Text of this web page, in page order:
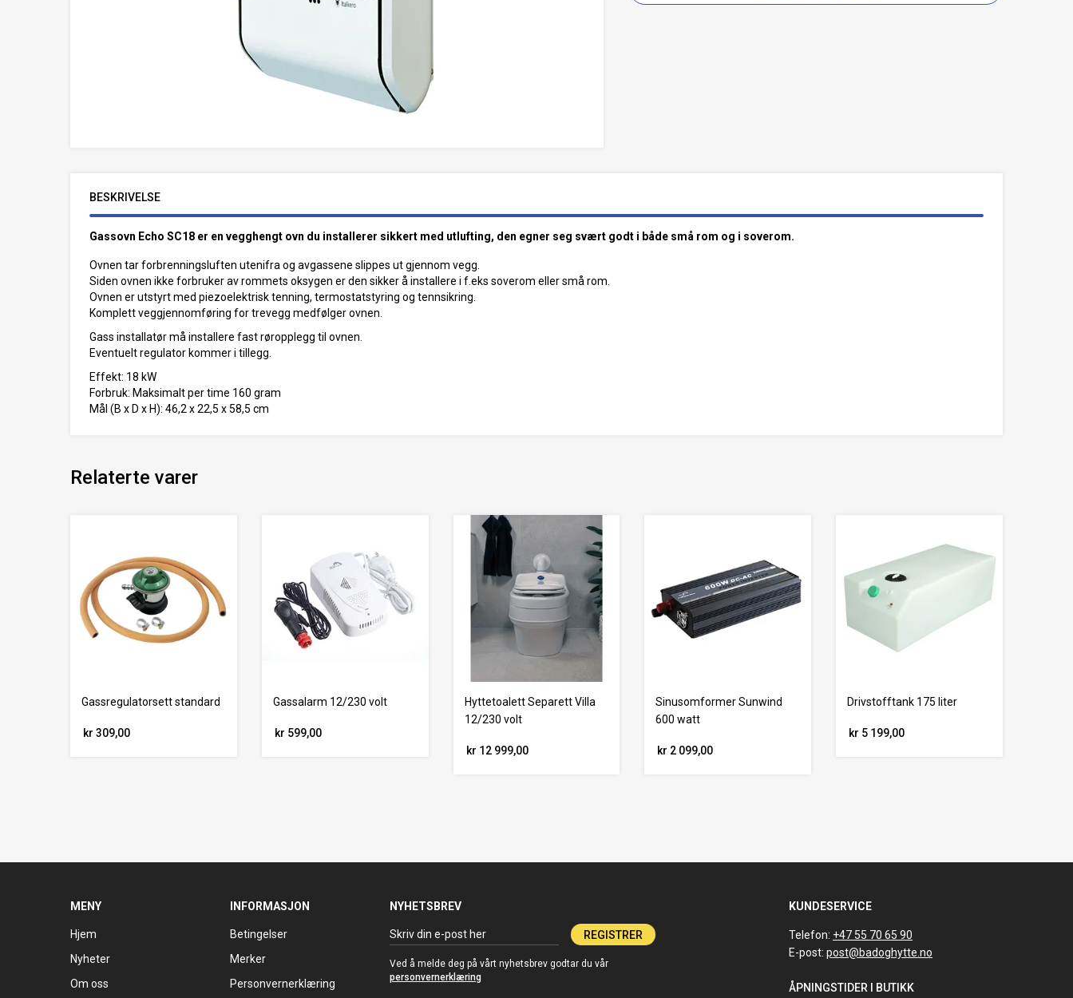
BESKRIVELSE
Gassovn Echo SC18 er en vegghengt ovn du installerer sikkert med utlufting, den egner seg svært godt i både små rom og i soverom.
Ovnen tar forbrenningsluften utenifra og avgassene slippes ut gjennom vegg.
Siden ovnen ikke forbruker av rommets oksygen er den sikker å installere i f.eks soverom eller små rom.
Ovnen er utstyrt med piezoelektrisk tenning, termostatstyring og tennsikring.
Komplett veggjennomføring for trevegg medfølger ovnen.
Gass installatør må installere fast røropplegg til ovnen.
Eventuelt regulator kommer i tillegg.
Effekt: 18 kW
Forbruk: Maksimalt per time 160 gram
Mål (B x D x H): 46,2 x 22,5 x 58,5 cm
Relaterte varer
Gassregulatorsett standard
kr 309,00
Gassalarm 12/230 volt
kr 599,00
Hyttetoalett Separett Villa
12/230 volt
kr 12 999,00
Sinusomformer Sunwind
600 watt
kr 2 099,00
Drivstofftank 175 liter
kr 5 199,00
MENY
Hjem
Nyheter
Om oss
INFORMASJON
Betingelser
Merker
Personvernerklæring
NYHETSBREV
REGISTRER
Ved å melde deg på vårt nyhetsbrev godtar du vår
personvernerklæring
KUNDESERVICE
Telefon: +47 55 70 65 90
E-post: post@badoghytte.no
ÅPNINGSTIDER I BUTIKK